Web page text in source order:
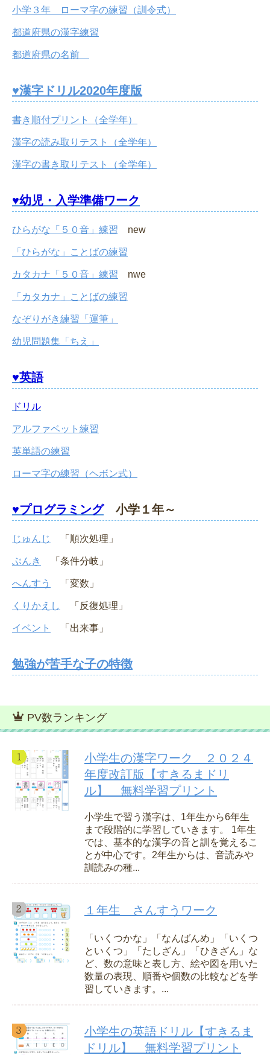
小学３年 ローマ字の練習（訓令式）
都道府県の漢字練習
都道府県の名前
♥漢字ドリル2020年度版
書き順付プリント（全学年）
漢字の読み取りテスト（全学年）
漢字の書き取りテスト（全学年）
♥幼児・入学準備ワーク
ひらがな「５０音」練習 new
「ひらがな」ことばの練習
カタカナ「５０音」練習 nwe
「カタカナ」ことばの練習
なぞりがき練習「運筆」
幼児問題集「ちえ」
♥英語
ドリル
アルファベット練習
英単語の練習
ローマ字の練習（ヘボン式）
♥プログラミング小学１年～
じゅんじ 「順次処理」
ぶんき 「条件分岐」
へんすう 「変数」
くりかえし 「反復処理」
イベント 「出来事」
勉強が苦手な子の特徴
PV数ランキング
小学生の漢字ワーク ２０２４
年度改訂版【すきるまドリ
ル】 無料学習プリント
小学生で習う漢字は、1年生から6年生
まで段階的に学習していきます。 1年生
では、基本的な漢字の音と訓を覚えるこ
とが中心です。2年生からは、音読みや
訓読みの種...
１年生 さんすうワーク
「いくつかな」「なんばんめ」「いくつ
といくつ」「たしざん」「ひきざん」な
ど、数の意味と表し方、絵や図を用いた
数量の表現、順番や個数の比較などを学
習していきます。...
小学生の英語ドリル【すきるま
ドリル】 無料学習プリント